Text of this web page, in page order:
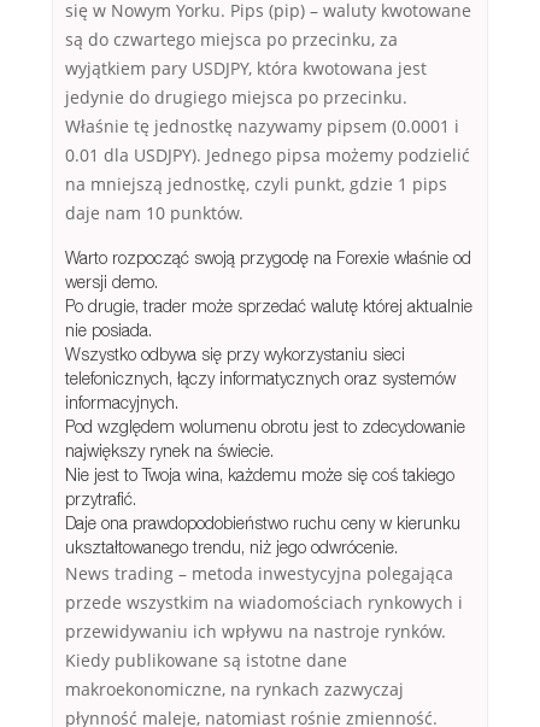
się w Nowym Yorku. Pips (pip) – waluty kwotowane
są do czwartego miejsca po przecinku, za
wyjątkiem pary USDJPY, która kwotowana jest
jedynie do drugiego miejsca po przecinku.
Właśnie tę jednostkę nazywamy pipsem (0.0001 i
0.01 dla USDJPY). Jednego pipsa możemy podzielić
na mniejszą jednostkę, czyli punkt, gdzie 1 pips
daje nam 10 punktów.
Warto rozpocząć swoją przygodę na Forexie właśnie od
wersji demo.
Po drugie, trader może sprzedać walutę której aktualnie
nie posiada.
Wszystko odbywa się przy wykorzystaniu sieci
telefonicznych, łączy informatycznych oraz systemów
informacyjnych.
Pod względem wolumenu obrotu jest to zdecydowanie
największy rynek na świecie.
Nie jest to Twoja wina, każdemu może się coś takiego
przytrafić.
Daje ona prawdopodobieństwo ruchu ceny w kierunku
ukształtowanego trendu, niż jego odwrócenie.
News trading – metoda inwestycyjna polegająca
przede wszystkim na wiadomościach rynkowych i
przewidywaniu ich wpływu na nastroje rynków.
Kiedy publikowane są istotne dane
makroekonomiczne, na rynkach zazwyczaj
płynność maleje, natomiast rośnie zmienność.